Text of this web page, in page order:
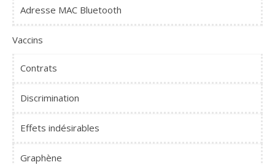
Adresse MAC Bluetooth
Vaccins
Contrats
Discrimination
Effets indésirables
Graphène